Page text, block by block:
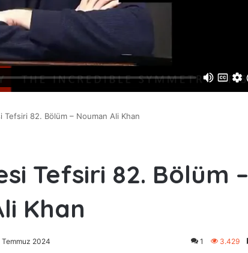
Tefsiri 82. Bölüm – Nouman Ali Khan
Tefsiri 82. Bölüm –
Khan
Temmuz 2024 1 3.429